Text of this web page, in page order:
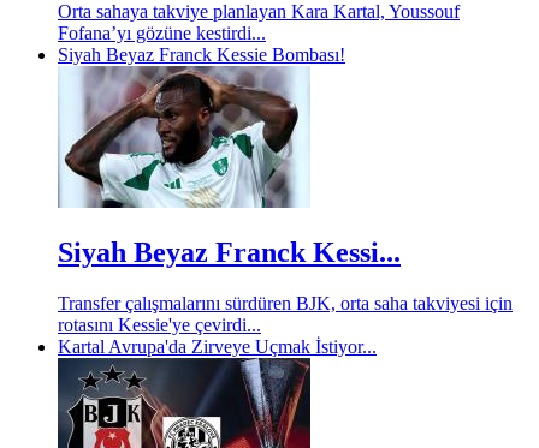
Orta sahaya takviye planlayan Kara Kartal, Youssouf
Fofana’yı gözüne kestirdi...
Siyah Beyaz Franck Kessie Bombası!
Siyah Beyaz Franck Kessi...
Transfer çalışmalarını sürdüren BJK, orta saha takviyesi için
rotasını Kessie'ye çevirdi...
Kartal Avrupa'da Zirveye Uçmak İstiyor...